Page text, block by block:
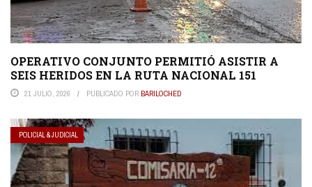
OPERATIVO CONJUNTO PERMITIÓ ASISTIR A
SEIS HERIDOS EN LA RUTA NACIONAL 151
21 JULIO, 2026 PUBLICADO POR BARILOCHED
POLICIAL & JUDICIAL